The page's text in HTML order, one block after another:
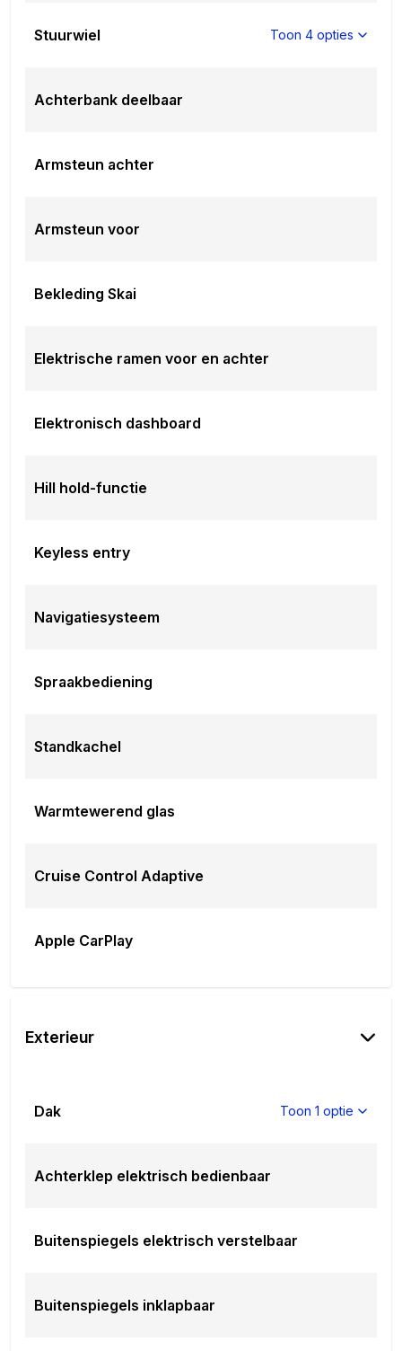
Stuurwiel Toon 4 opties
Achterbank deelbaar
Armsteun achter
Armsteun voor
Bekleding Skai
Elektrische ramen voor en achter
Elektronisch dashboard
Hill hold-functie
Keyless entry
Navigatiesysteem
Spraakbediening
Standkachel
Warmtewerend glas
Cruise Control Adaptive
Apple CarPlay
Exterieur
Dak Toon 1 optie
Achterklep elektrisch bedienbaar
Buitenspiegels elektrisch verstelbaar
Buitenspiegels inklapbaar